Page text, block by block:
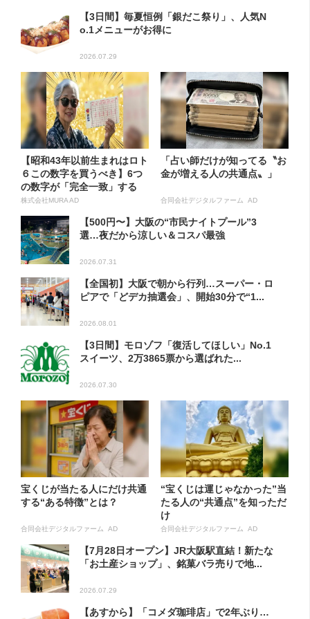
【3日間】毎夏恒例「銀だこ祭り」、人気N
o.1メニューがお得に
2026.07.29
【昭和43年以前生まれはロト
６この数字を買うべき】6つ
の数字が「完全一致」する
方...
株式会社MURA AD
「占い師だけが知ってる〝お
金が増える人の共通点〟」
合同会社デジタルファーム AD
【500円〜】大阪の“市民ナイトプール”3
選…夜だから涼しい＆コスパ最強
2026.07.31
【全国初】大阪で朝から行列…スーパー・ロ
ピアで「どデカ抽選会」、開始30分で“1...
2026.08.01
【3日間】モロゾフ「復活してほしい」No.1
スイーツ、2万3865票から選ばれた...
2026.07.30
宝くじが当たる人にだけ共通
する“ある特徴”とは？
合同会社デジタルファーム AD
“宝くじは運じゃなかった”当
たる人の“共通点”を知っただ
け
合同会社デジタルファーム AD
【7月28日オープン】JR大阪駅直結！新たな
「お土産ショップ」、銘菓バラ売りで地...
2026.07.29
【あすから】「コメダ珈琲店」で2年ぶり…